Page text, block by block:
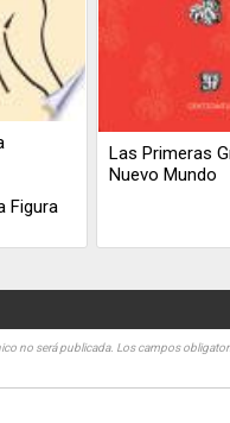
Figura
Las Primeras
Nuevo Mundo
no será publicada. Los campos